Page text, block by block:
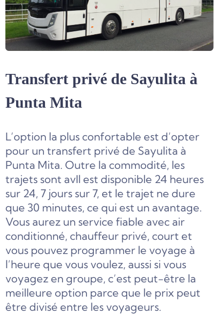
Transfert privé de Sayulita à
Punta Mita
L’option la plus confortable est d’opter
pour un transfert privé de Sayulita à
Punta Mita. Outre la commodité, les
trajets sont avIl est disponible 24 heures
sur 24, 7 jours sur 7, et le trajet ne dure
que 30 minutes, ce qui est un avantage.
Vous aurez un service fiable avec air
conditionné, chauffeur privé, court et
vous pouvez programmer le voyage à
l’heure que vous voulez, aussi si vous
voyagez en groupe, c’est peut-être la
meilleure option parce que le prix peut
être divisé entre les voyageurs.